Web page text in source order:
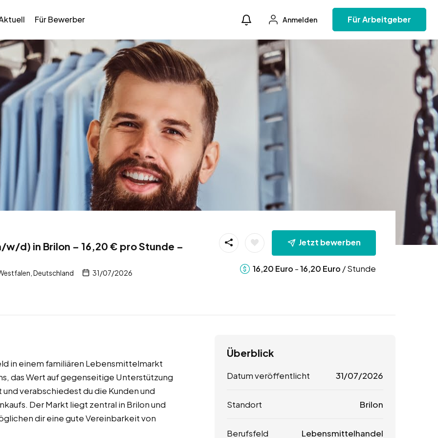
Für Bewerber Anmelden Für Arbeitgeber
d) in Brilon – 16,20 € pro Stunde –
Deutschland 31/07/2026
Jetzt bewerben
16,20 Euro -16,20 Euro / Stunde
in einem familiären Lebensmittelmarkt
das Wert auf gegenseitige Unterstützung
verabschiedest du die Kunden und
Der Markt liegt zentral in Brilon und
dir eine gute Vereinbarkeit von
Überblick
Datum veröffentlicht 31/07/2026
Standort Brilon
Berufsfeld Lebensmittelhandel